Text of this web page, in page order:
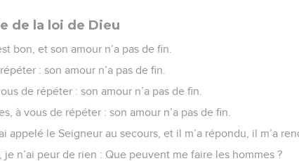
de la loi de Dieu
bon, et son amour n’a pas de fin.
: son amour n’a pas de fin.
de répéter : son amour n’a pas de fin.
à vous de répéter : son amour n’a pas de fin.
appelé le Seigneur au secours, et il m’a répondu, il m’a
n’ai peur de rien : Que peuvent me faire les hommes ?